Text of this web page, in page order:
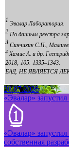
1 Эвалар Лаборатория.
2 По данным реестра
3 Синчихин С.П., Мамиев
4 Хамис А. и др.
2018; 105: 1335–1343.
БАД. НЕ ЯВЛЯЕТСЯ
28.07.2026
«Эвалар»
«Эвалар»
собственная